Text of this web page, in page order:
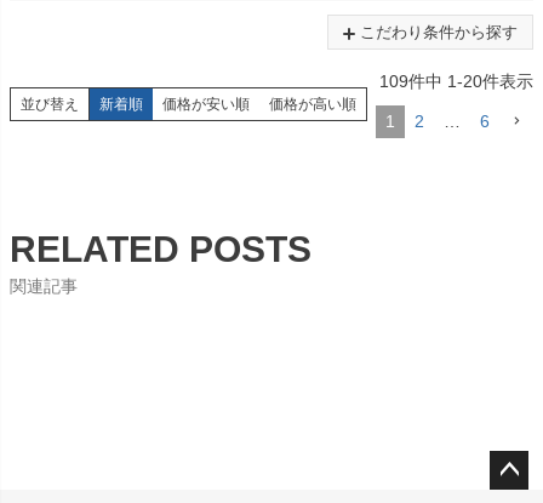
こだわり条件から探す
並び替え 新着順 価格が安い順 価格が高い順
109件中 1-20件表示
1 2 … 6
RELATED POSTS
関連記事